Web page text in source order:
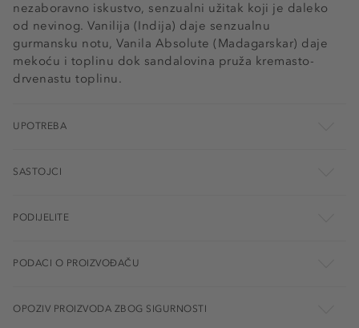
nezaboravno iskustvo, senzualni užitak koji je daleko
od nevinog. Vanilija (Indija) daje senzualnu
gurmansku notu, Vanila Absolute (Madagarskar) daje
mekoću i toplinu dok sandalovina pruža kremasto-
drvenastu toplinu.
UPOTREBA
SASTOJCI
PODIJELITE
PODACI O PROIZVOĐAČU
OPOZIV PROIZVODA ZBOG SIGURNOSTI